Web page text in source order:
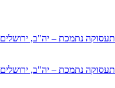
תעסוקה נתמכת – יה"ב, ירושלים
תעסוקה נתמכת – יה"ב, ירושלים